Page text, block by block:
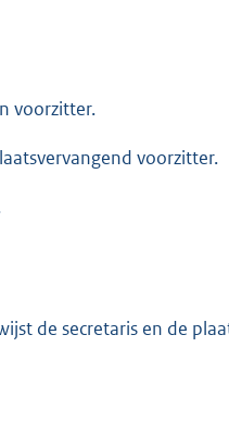
voorzitter.
voorzitter.
de secretaris en de